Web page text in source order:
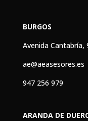
BURGOS
Avenida Cantabría,
ae@aeasesores.es
947 256 979
ARANDA DE